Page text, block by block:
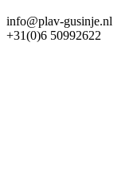
info@plav-gusinje.nl
+31(0)6 50992622